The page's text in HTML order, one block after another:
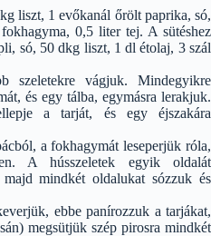
liszt, 1 evőkanál őrölt paprika, só,
0,5 liter tej. A sütéshez
só, 50 dkg liszt, 1 dl étolaj, 3 szál
szeletekre vágjuk. Mindegyikre
és egy tálba, egymásra lerakjuk.
a tarját, és egy éjszakára
a fokhagymát leseperjük róla,
A hússzeletek egyik oldalát
mindkét oldalukat sózzuk és
ebbe panírozzuk a tarjákat,
megsütjük szép pirosra mindkét